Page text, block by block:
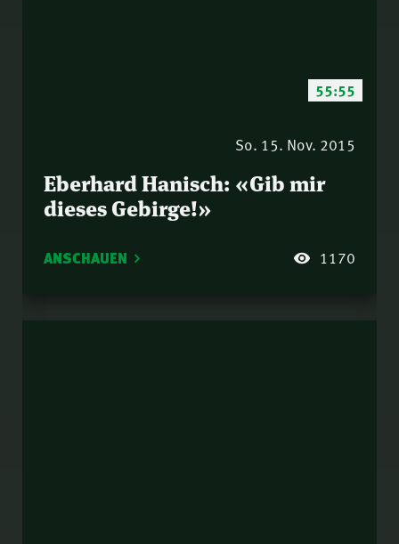
55:55
So. 15. Nov. 2015
Eberhard Hanisch: «Gib mir
dieses Gebirge!»
ANSCHAUEN 1170